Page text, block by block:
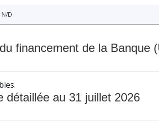
N/D
financement de la Banque
détaillée au 31 juillet 2026